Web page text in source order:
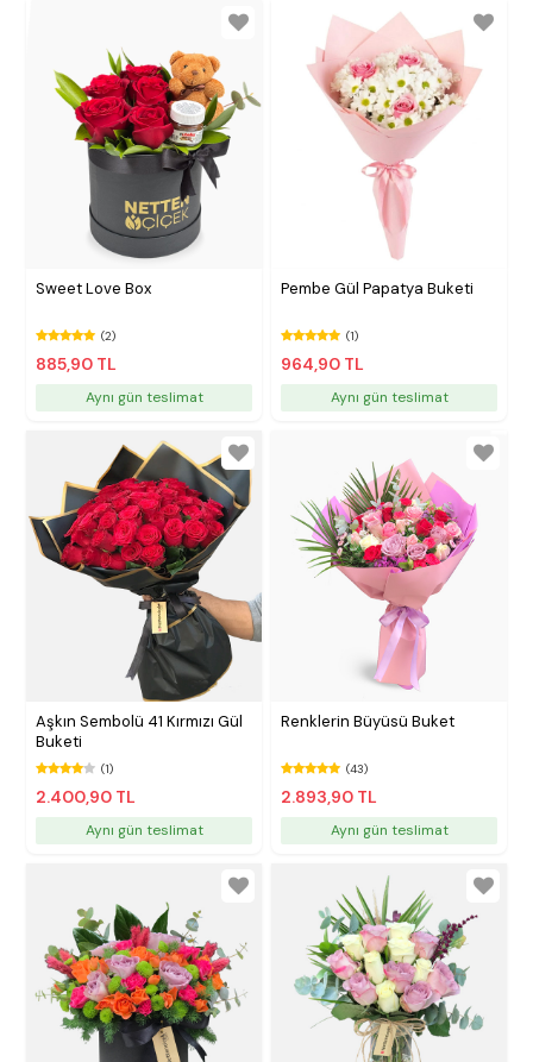
Sweet Love Box
(2)
885,90 TL
Aynı gün teslimat
Pembe Gül Papatya Buketi
(1)
964,90 TL
Aynı gün teslimat
Aşkın Sembolü 41 Kırmızı Gül
Buketi
(1)
2.400,90 TL
Aynı gün teslimat
Renklerin Büyüsü Buket
(43)
2.893,90 TL
Aynı gün teslimat